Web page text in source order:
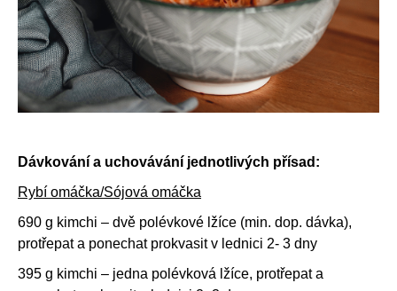
Dávkování a uchovávání jednotlivých přísad:
Rybí omáčka/Sójová omáčka
690 g kimchi – dvě polévkové lžíce (min. dop. dávka),
protřepat a ponechat prokvasit v lednici 2- 3 dny
395 g kimchi – jedna polévková lžíce, protřepat a